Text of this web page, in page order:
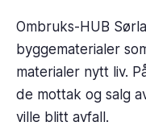
Ombruks-HUB
byggematerialer
materialer nytt liv.
de mottak og salg
ville blitt avfall.